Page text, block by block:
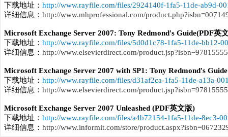
下载地址： http://www.rayfile.com/files/2924140f-1fa5-11de-ab9d-
详细信息： http://www.mhprofessional.com/
Microsoft Exchange Server 2007: Tony Redmond's Guide(PDF英
下载地址： http://www.rayfile.com/files/5d0d1c78-1fa5-11de-bb12-
详细信息： http://www.elsevierdirect.com/
Microsoft Exchange Server 2007 with SP1: Tony Redmond's
下载地址： http://www.rayfile.com/files/d31af2ca-1fa5-11de-a13a-
详细信息： http://www.elsevierdirect.com/
Microsoft Exchange Server 2007 Unleashed (PDF英文版)
下载地址： http://www.rayfile.com/files/a4b72154-1fa5-11de-8ec3-
详细信息： http://www.informit.com/store/